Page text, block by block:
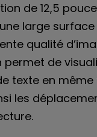
de 12,5
large surface
qualité
permet de
texte en même
les